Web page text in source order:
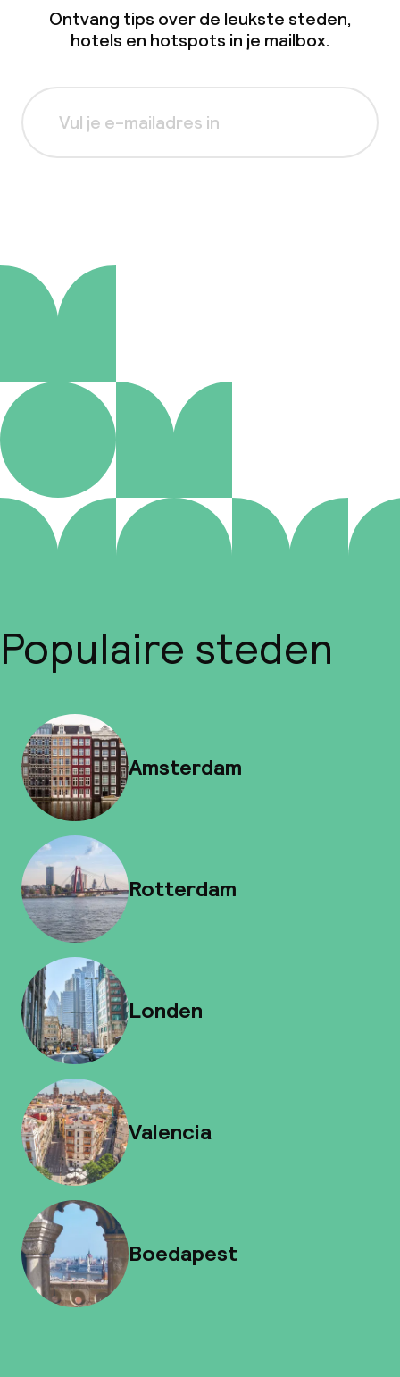
Ontvang tips over de leukste steden,
hotels en hotspots in je mailbox.
Populaire steden
Amsterdam
Rotterdam
Londen
Valencia
Boedapest